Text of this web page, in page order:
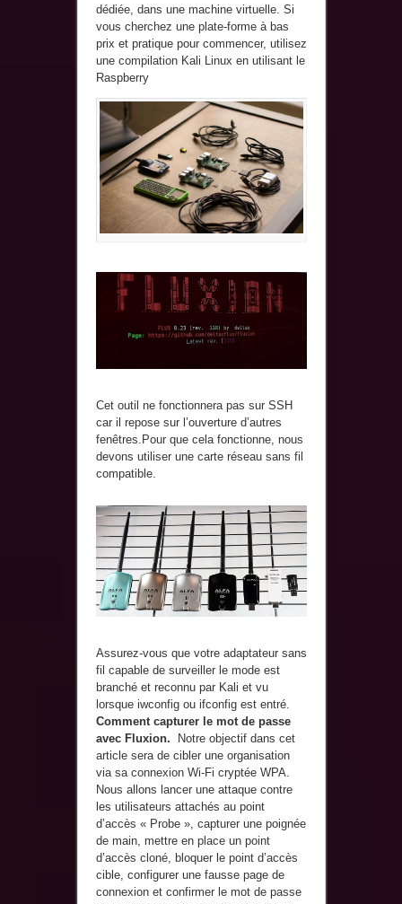
dédiée, dans une machine virtuelle. Si
vous cherchez une plate-forme à bas
prix et pratique pour commencer, utilisez
une compilation Kali Linux en utilisant le
Raspberry
Cet outil ne fonctionnera pas sur SSH
car il repose sur l’ouverture d’autres
fenêtres.Pour que cela fonctionne, nous
devons utiliser une carte réseau sans fil
compatible.
Assurez-vous que votre adaptateur sans
fil capable de surveiller le mode est
branché et reconnu par Kali et vu
lorsque iwconfig ou ifconfig est entré.
Comment capturer le mot de passe
avec Fluxion. Notre objectif dans cet
article sera de cibler une organisation
via sa connexion Wi-Fi cryptée WPA.
Nous allons lancer une attaque contre
les utilisateurs attachés au point
d’accès « Probe », capturer une poignée
de main, mettre en place un point
d’accès cloné, bloquer le point d’accès
cible, configurer une fausse page de
connexion et confirmer le mot de passe